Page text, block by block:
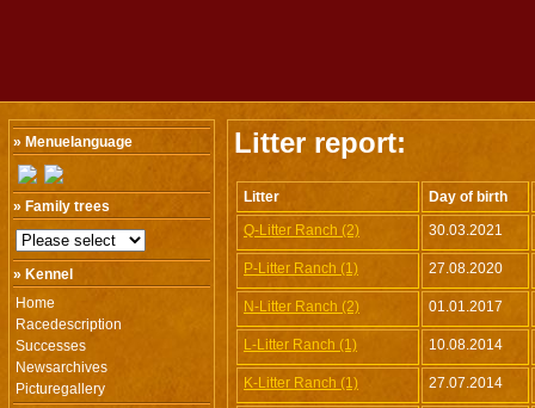
» Menuelanguage
» Family trees
» Kennel
Home
Racedescription
Successes
Newsarchives
Picturegallery
Litter report:
Litter
Day of birth
Q-Litter Ranch (2)
30.03.2021
P-Litter Ranch (1) 27.08.2020
N-Litter Ranch (2) 01.01.2017
L-Litter Ranch (1) 10.08.2014
K-Litter Ranch (1) 27.07.2014